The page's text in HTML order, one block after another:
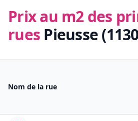
Prix au m2 des
rues Pieusse
Nom de la rue